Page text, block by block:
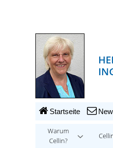
Startseite
Warum
Cellin?